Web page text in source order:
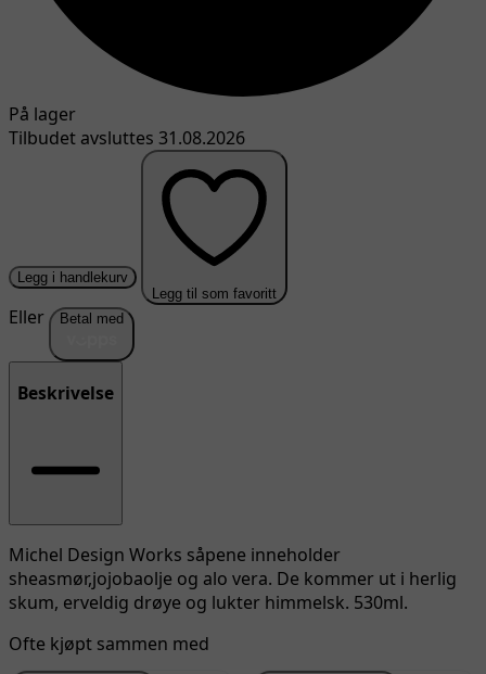
På lager
Tilbudet avsluttes 31.08.2026
Legg i handlekurv
Legg til som favoritt
Eller Betal med
Beskrivelse
Michel Design Works såpene inneholder
sheasmør,jojobaolje og alo vera. De kommer ut i herlig
skum, erveldig drøye og lukter himmelsk. 530ml.
Ofte kjøpt sammen med